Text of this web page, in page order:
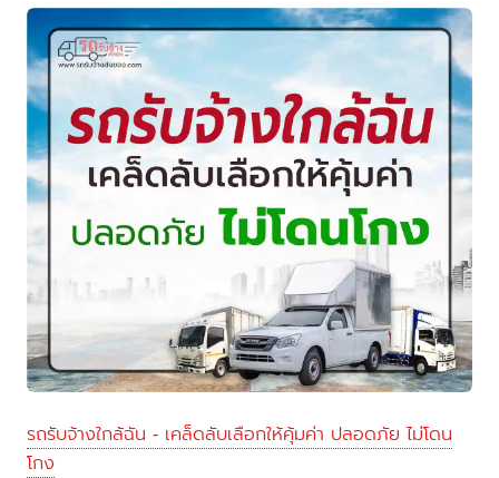
รถรับจ้างใกล้ฉัน - เคล็ดลับเลือกให้คุ้มค่า ปลอดภัย ไม่โดน
โกง